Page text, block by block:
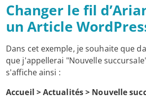
Changer le fil
un Article
Dans cet exemple, je souhaite que
que j'appellerai "Nouvelle
s'affiche ainsi :
Accueil > Actualités > Nouvelle